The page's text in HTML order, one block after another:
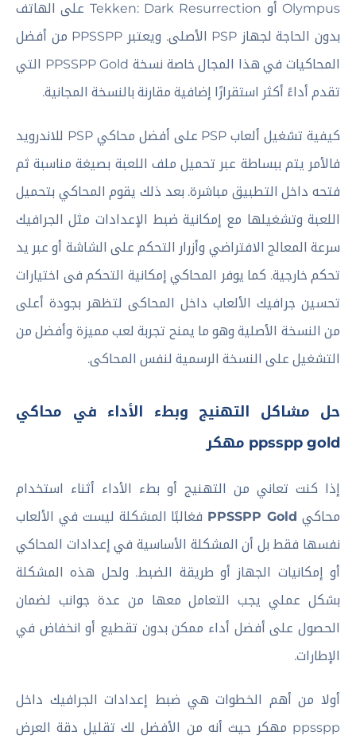
Olympus أو Tekken: Dark Resurrection على الهاتف
بدون الحاجة لجهاز PSP الأصلى. ويعتبر PPSSPP من أفضل
المحاكيات في هذا المجال خاصة نسخة PPSSPP Gold التي
تقدم أداءً أكثر استقرارًا إضافية مقارنة بالنسخة المجانية.
كيفية تشغيل ألعاب PSP على أفضل محاكي PSP للاندرويد
فالأمر يتم ببساطة عبر تحميل ملف اللعبة بصيغة مناسبة ثم
فتحه داخل التطبيق مباشرة. بعد ذلك يقوم المحاكي بتحميل
اللعبة وتشغيلها مع إمكانية ضبط الإعدادات مثل الجرافيك
سرعة المعالج الافتراضي وأزرار التحكم على الشاشة أو عبر يد
تحكم خارجية. كما يوفر المحاكي إمكانية التحكم فى اختيارات
تحسين جرافيك الألعاب داخل المحاكى لتظهر بجودة أعلى
من النسخة الأصلية وهو ما يمنح تجربة لعب مميزة وأفضل من
التشغيل على النسخة الرسمية لنفس المحاكى.
حل مشاكل التهنيج وبطء الأداء في محاكي
ppsspp gold مهكر
إذا كنت تعاني من التهنيج أو بطء الأداء أثناء استخدام
محاكي PPSSPP Gold فغالبًا المشكلة ليست في الألعاب
نفسها فقط بل أن المشكلة الأساسية في إعدادات المحاكي
أو إمكانيات الجهاز أو طريقة الضبط. ولحل هذه المشكلة
بشكل عملي يجب التعامل معها من عدة جوانب لضمان
الحصول على أفضل أداء ممكن بدون تقطيع أو انخفاض في
الإطارات.
أولا من أهم الخطوات هي ضبط إعدادات الجرافيك داخل
ppsspp مهكر حيث أنه من الأفضل لك تقليل دقة العرض